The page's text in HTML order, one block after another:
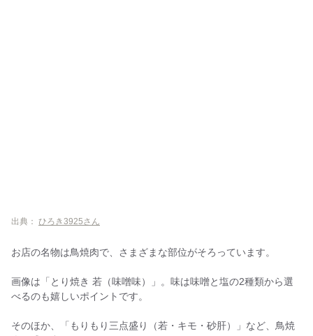
出典： ひろき3925さん
お店の名物は鳥焼肉で、さまざまな部位がそろっています。
画像は「とり焼き 若（味噌味）」。味は味噌と塩の2種類から選
べるのも嬉しいポイントです。
そのほか、「もりもり三点盛り（若・キモ・砂肝）」など、鳥焼